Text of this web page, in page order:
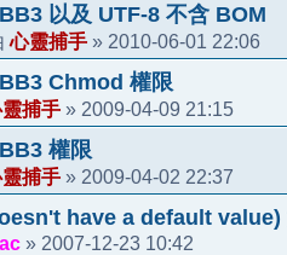
以及 UTF-8 不含 BOM
心靈捕手 » 2010-06-01 22:06
Chmod 權限
捕手 » 2009-04-09 21:15
權限
捕手 » 2009-04-02 22:37
have a default value)
» 2007-12-23 10:42